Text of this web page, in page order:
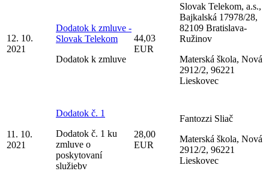
12. 10.
2021
Dodatok k zmluve -
Slovak Telekom
Dodatok k zmluve
44,03
EUR
Slovak Telekom, a.s.,
Bajkalská 17978/28,
82109 Bratislava-
Ružinov
Materská škola, Nová
2912/2, 96221
Lieskovec
11. 10.
2021
Dodatok č. 1
Dodatok č. 1 ku
zmluve o
poskytovaní
služiebv
28,00
EUR
Fantozzi Sliač
Materská škola, Nová
2912/2, 96221
Lieskovec